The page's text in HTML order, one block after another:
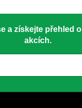
a získejte přehled
akcích.